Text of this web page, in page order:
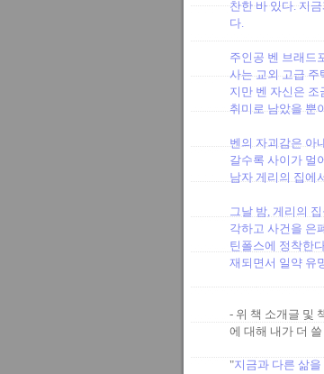
찬한 바 있다. 지
다.
주인공 벤 브래드
사는 교외 고급
지만 벤 자신은
취미로 남았을 뿐
벤의 자괴감은 아
갈수록 사이가 멀
남자 게리의 집에
그날 밤, 게리의
각하고 사건을 은
틴폴스에 정착한
재되면서 일약 유
- 위 책 소개글 및
에 대해 내가 더
"지금과 다른 삶